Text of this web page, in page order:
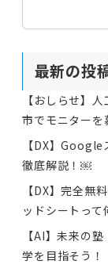
最新の投
【おしらせ】
市でモニターを
【DX】
徹底解説！￼
【DX】完全無
ッドシートって
【AI】未来の
学を目指そう！